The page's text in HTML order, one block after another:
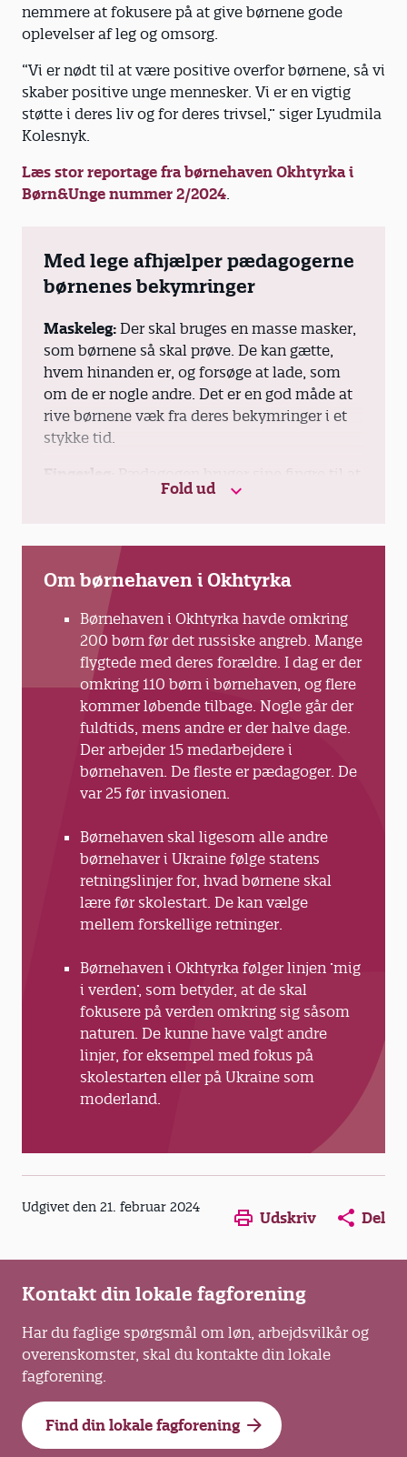
nemmere at fokusere på at give børnene gode
oplevelser af leg og omsorg.
“Vi er nødt til at være positive overfor børnene, så vi
skaber positive unge mennesker. Vi er en vigtig
støtte i deres liv og for deres trivsel,” siger Lyudmila
Kolesnyk.
Læs stor reportage fra børnehaven Okhtyrka i
Børn&Unge nummer 2/2024
Med lege afhjælper pædagogerne
børnenes bekymringer
Maskeleg: Der skal bruges en masse masker,
som børnene så skal prøve. De kan gætte,
hvem hinanden er, og forsøge at lade, som
om de er nogle andre. Det er en god måde at
rive børnene væk fra deres bekymringer i et
stykke tid.
Fingerleg:
fortælle historier. Børnehaven i Okhtyrka har
forsvinder. Kort efter er de så tilbage igen. Det
har vist sig som en nem leg, der kan laves
uden legetøj i kælderen.
Danseleg:Bevægelse er afgørende for at
distrahere børnene. Børnehaven i Okhtyrka
siger, at det nogle gange er nok blot at sætte
musik på og danse rundt i ring. Det er dermed
umuligt for nogen af børnene at gemme sig,
hvilket de ellers kan finde på, hvis nogle af de
mere dominerende børn tager styringen i en
Fold ud
Om børnehaven i Okhtyrka
Børnehaven i Okhtyrka havde omkring
200 børn før det russiske angreb. Mange
flygtede med deres forældre. I dag er der
omkring 110 børn i børnehaven, og flere
kommer løbende tilbage. Nogle går der
fuldtids, mens andre er der halve dage.
Der arbejder 15 medarbejdere i
børnehaven. De fleste er pædagoger. De
var 25 før invasionen.
Børnehaven skal ligesom alle andre
børnehaver i Ukraine følge statens
retningslinjer for, hvad børnene skal
lære før skolestart. De kan vælge
mellem forskellige retninger.
Børnehaven i Okhtyrka følger linjen ’mig
i verden’, som betyder, at de skal
fokusere på verden omkring sig såsom
naturen. De kunne have valgt andre
linjer, for eksempel med fokus på
skolestarten eller på Ukraine som
moderland.
Udgivet den 21. februar 2024 Opens in a new window
Opens in a new
Opens in
Udskriv Del
Kontakt din lokale fagforening
Har du faglige spørgsmål om løn, arbejdsvilkår og
overenskomster, skal du kontakte din lokale
fagforening.
Find din lokale fagforening